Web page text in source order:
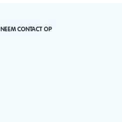
NEEM CONTACT OP